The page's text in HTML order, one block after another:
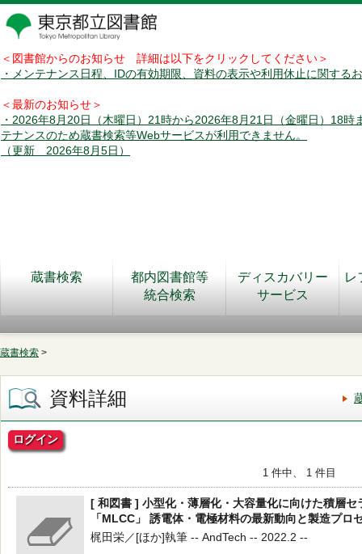
＜図書館からのお知らせ 詳細は以下をクリックしてください＞
・メンテナンス日程、IDの有効期限、資料の表示や利用休止に関する
＜最新のお知らせ＞
・2026年8月20日（木曜日）21時から2026年8月21日（金曜日）18時
テナンスのため蔵書検索等Webサービスが利用できません。
（更新 2026年8月5日）
蔵書検索
都内図書館等
統合検索
ディスカバリー
サービス
レ
蔵書検索 >
資料詳細
ログイン
1 件中、 1 件目
[ 和図書 ] 小型化・薄層化・大容量化に向けた積層セ
「MLCC」 誘電体・電極材料の最新動向と製造プロ
梶田栄／[ほか]執筆 -- AndTech -- 2022.2 --